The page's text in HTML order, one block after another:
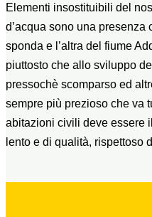
Elementi insostituibili del
d’acqua sono una
sponda e l’altra del fiume
piuttosto che allo sviluppo
pressochè scomparso ed
sempre più prezioso che va
abitazioni civili deve essere
lento e di qualità, rispettoso